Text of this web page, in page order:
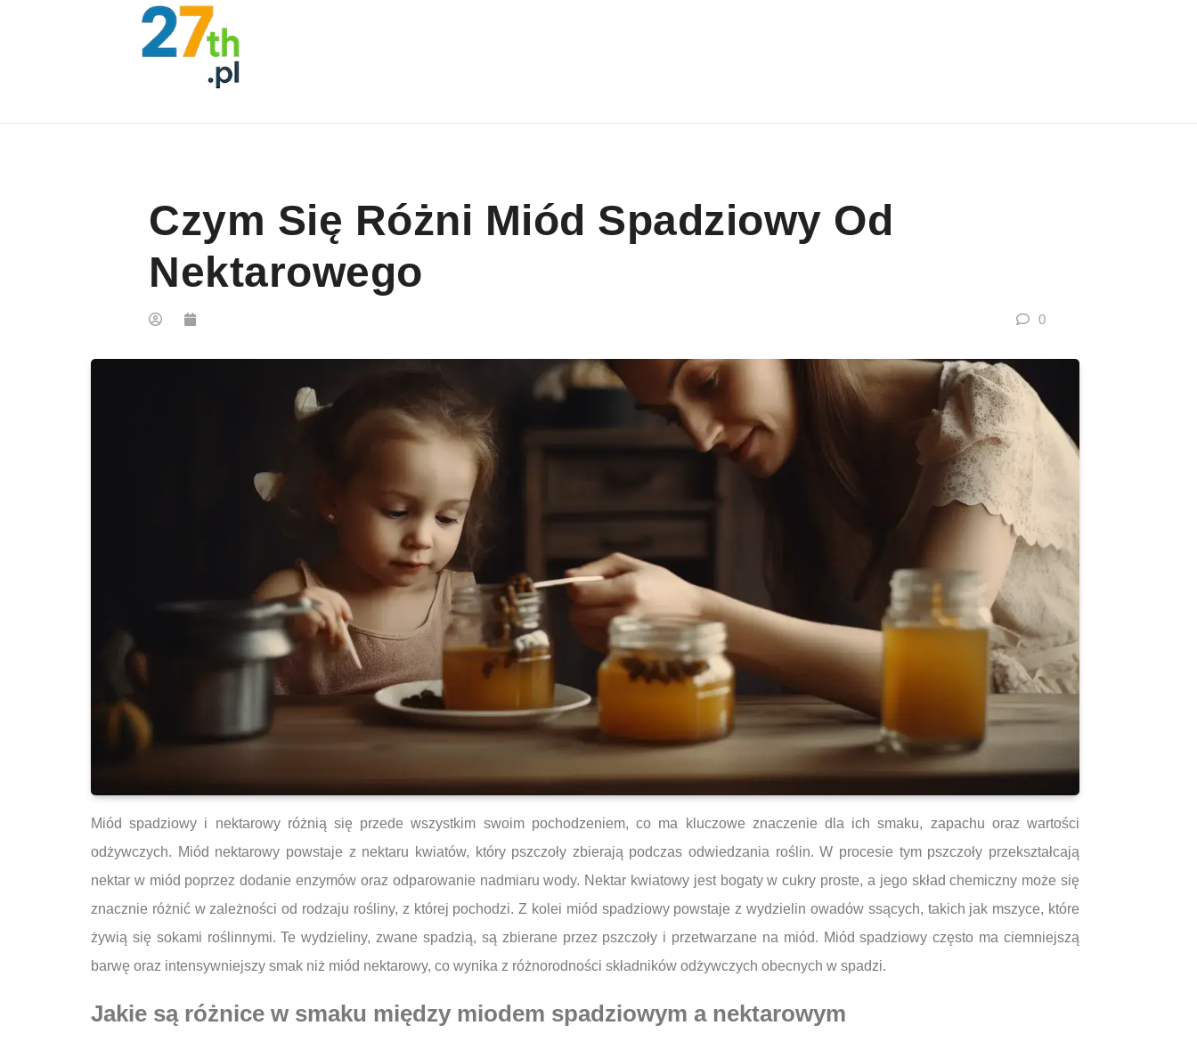
Czym Się Różni Miód Spadziowy Od
Nektarowego
0
Miód spadziowy i nektarowy różnią się przede wszystkim swoim pochodzeniem, co ma kluczowe znaczenie dla ich smaku, zapachu oraz wartości
odżywczych. Miód nektarowy powstaje z nektaru kwiatów, który pszczoły zbierają podczas odwiedzania roślin. W procesie tym pszczoły przekształcają
nektar w miód poprzez dodanie enzymów oraz odparowanie nadmiaru wody. Nektar kwiatowy jest bogaty w cukry proste, a jego skład chemiczny może się
znacznie różnić w zależności od rodzaju rośliny, z której pochodzi. Z kolei miód spadziowy powstaje z wydzielin owadów ssących, takich jak mszyce, które
żywią się sokami roślinnymi. Te wydzieliny, zwane spadzią, są zbierane przez pszczoły i przetwarzane na miód. Miód spadziowy często ma ciemniejszą
barwę oraz intensywniejszy smak niż miód nektarowy, co wynika z różnorodności składników odżywczych obecnych w spadzi.
Jakie są różnice w smaku między miodem spadziowym a nektarowym